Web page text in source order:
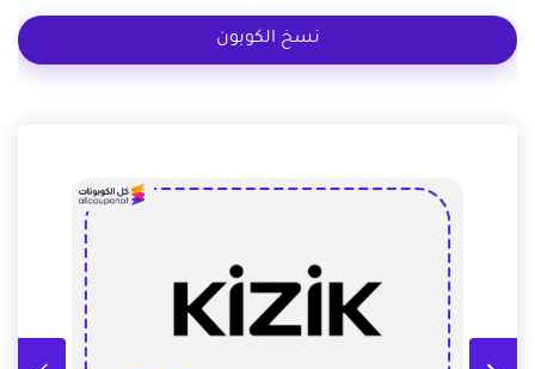
نسخ الكوبون